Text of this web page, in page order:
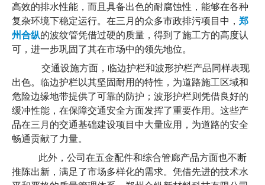
高效的排水性能，而且具备出色的耐腐蚀性，能够在各种
复杂环境下稳定运行。在三月的众多市政排污项目中， 郑
州合纵的波纹管凭借过硬的质量，得到了施工方的高度认
可，进一步巩固了其在市场中的领先地位。
交通设施方面，临边护栏和波形护栏产品同样表现
出色。临边护栏以其坚固耐用的特性，为道路施工区域和
危险边缘地带提供了可靠的防护；波形护栏则凭借良好的
缓冲性能，在保障交通安全方面发挥了重要作用。这些产
品在三月的交通基础建设项目中大量应用，为道路的安全
畅通贡献了力量。
推陈出新，满足了市场多样化的需求。凭借先进的技术水